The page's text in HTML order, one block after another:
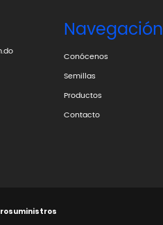
Navegación
Conócenos
Semillas
Productos
Contacto